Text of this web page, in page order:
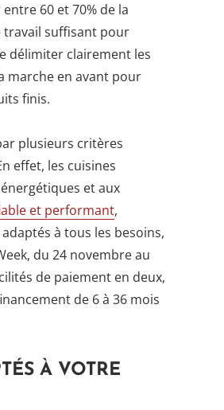
60 et 70% de la
travail suffisant pour
délimiter clairement les
marche en avant pour
finis.
plusieurs critères
effet, les cuisines
et aux
et performant,
à tous les besoins,
du 24 novembre au
de paiement en deux,
de 6 à 36 mois
À VOTRE